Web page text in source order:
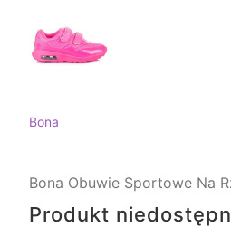
Bona
Bona Obuwie Sportowe Na
Produkt